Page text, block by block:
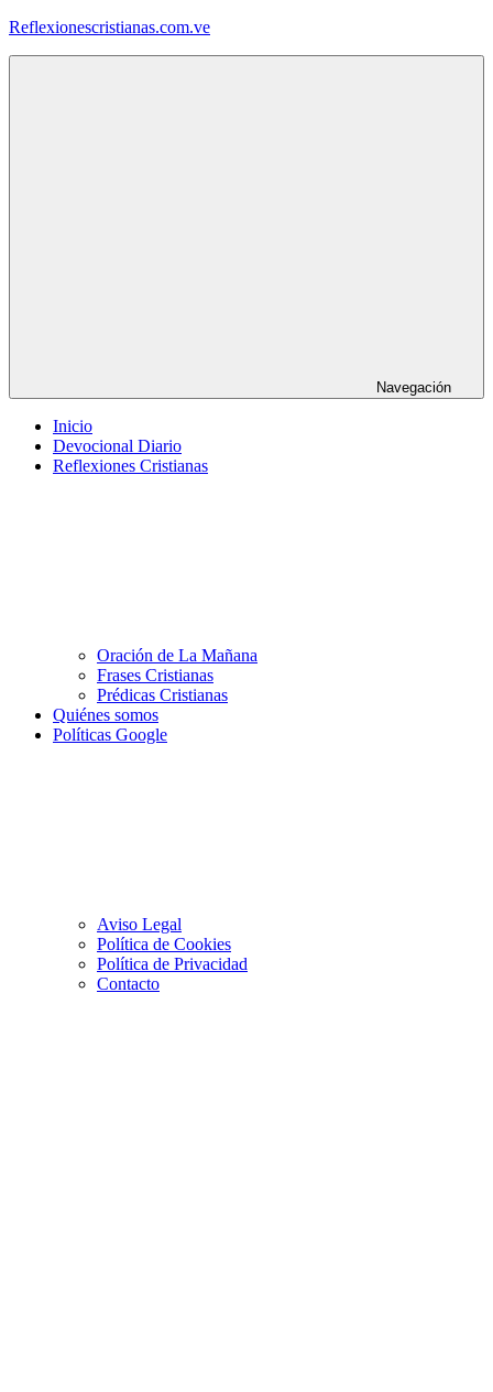
Saltar
Reflexionescristianas.com.ve
Navegación
Inicio
Devocional Diario
Reflexiones Cristianas
Oración de La Mañana
Frases Cristianas
Prédicas Cristianas
Quiénes somos
Políticas Google
Aviso Legal
Política de Cookies
Política de Privacidad
Contacto